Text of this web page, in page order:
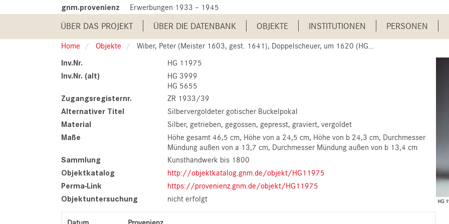
to
gnm.provenienz Erwerbungen 1933 – 1945
Main
navigation
ÜBER DAS PROJEKT ÜBER DIE DATENBANK OBJEKTE INSTITUTIONEN PERSONEN
Home Objekte Wiber, Peter (Meister 1603, gest. 1641), Doppelscheuer, um 1620 (HG 11975)
Inv.Nr. HG 11975
Inv.Nr. (alt)
HG 3999
HG 5655
Zugangsregisternr. ZR 1933/39
Alternativer Titel Silbervergoldeter gotischer Buckelpokal
Material Silber, getrieben, gegossen, gepresst, graviert, vergoldet
Maße Höhe gesamt 46,5 cm Höhe von a 24,5 cm Höhe von b 24,3 cm Durchmesser
Mündung außen von a 13,7 cm Durchmesser Mündung außen von b 13,4 cm
Sammlung Kunsthandwerk bis 1800
Objektkatalog http://objektkatalog.gnm.de/objekt/HG11975
Perma-Link https://provenienz.gnm.de/objekt/HG11975
Objektuntersuchung nicht erfolgt